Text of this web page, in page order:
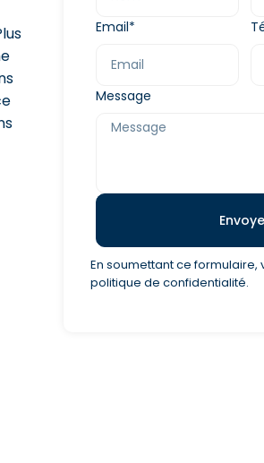
Email*
Message
En soumettant ce
politique de confidentialité.